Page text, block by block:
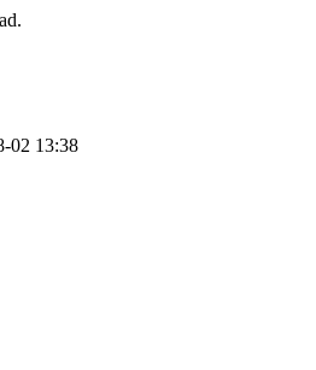
02 13:38